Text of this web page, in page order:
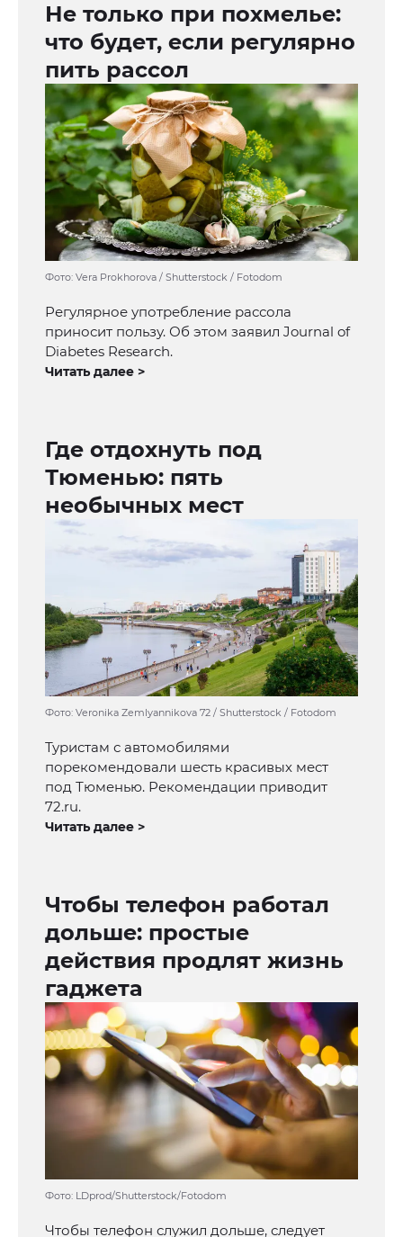
Не только при похмелье:
что будет, если регулярно
пить рассол
Фото: Vera Prokhorova / Shutterstock / Fotodom
Регулярное употребление рассола
приносит пользу. Об этом заявил Journal of
Diabetes Research.
Читать далее >
Где отдохнуть под
Тюменью: пять
необычных мест
Фото: Veronika Zemlyannikova 72 / Shutterstock / Fotodom
Туристам с автомобилями
порекомендовали шесть красивых мест
под Тюменью. Рекомендации приводит
72.ru.
Читать далее >
Чтобы телефон работал
дольше: простые
действия продлят жизнь
гаджета
Фото: LDprod/Shutterstock/Fotodom
Чтобы телефон служил дольше, следует